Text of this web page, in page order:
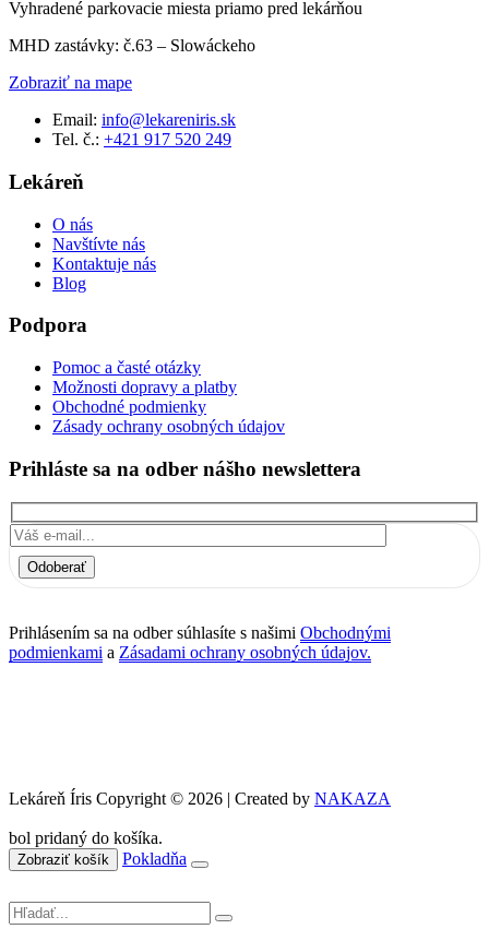
Vyhradené parkovacie miesta priamo pred lekárňou
MHD zastávky: č.63 – Slowáckeho
Zobraziť na mape
Email: info@lekareniris.sk
Tel. č.: +421 917 520 249
Lekáreň
O nás
Navštívte nás
Kontaktuje nás
Blog
Podpora
Pomoc a časté otázky
Možnosti dopravy a platby
Obchodné podmienky
Zásady ochrany osobných údajov
Prihláste sa na odber nášho newslettera
Odoberať
Prihlásením sa na odber súhlasíte s našimi Obchodnými
podmienkami a Zásadami ochrany osobných údajov.
Lekáreň Íris Copyright © 2026 | Created by NAKAZA
bol pridaný do košíka.
Zobraziť košík Pokladňa